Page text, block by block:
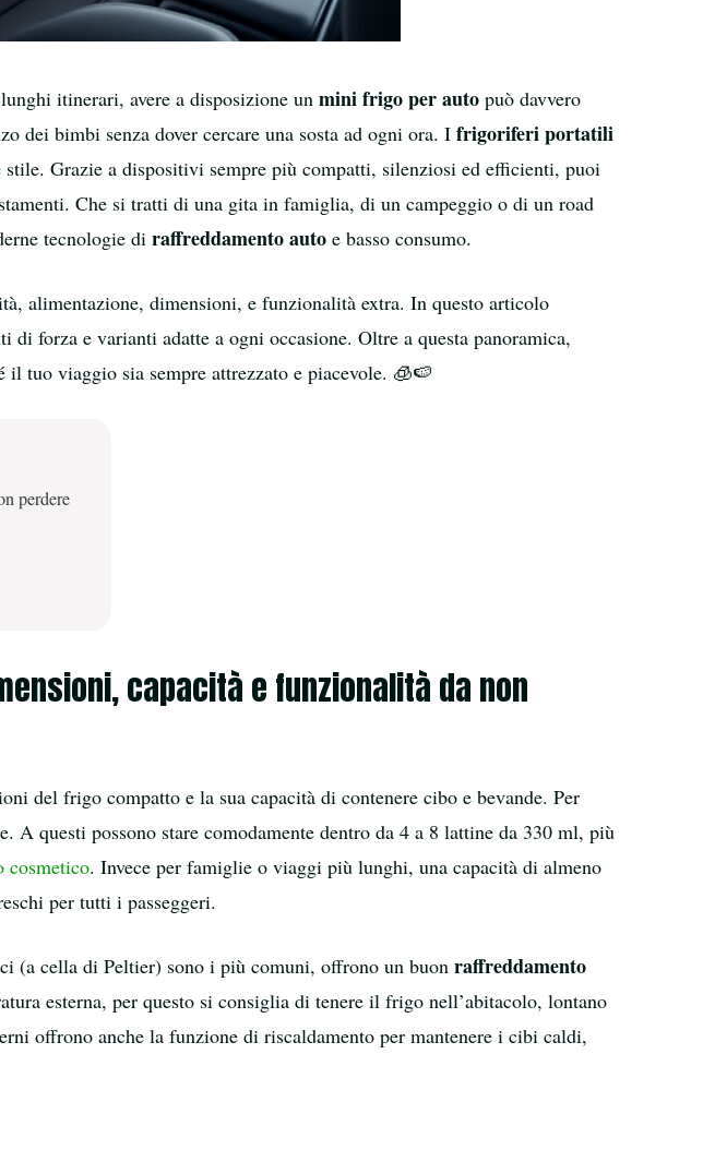
itinerari, avere a disposizione un mini frigo per auto può davvero
dei bimbi senza dover cercare una sosta ad ogni ora. I frigoriferi portatili
stile. Grazie a dispositivi sempre più compatti, silenziosi ed efficienti, puoi
Che si tratti di una gita in famiglia, di un campeggio o di un road
tecnologie di raffreddamento auto e basso consumo.
alimentazione, dimensioni, e funzionalità extra. In questo articolo
forza e varianti adatte a ogni occasione. Oltre a questa panoramica,
tuo viaggio sia sempre attrezzato e piacevole. 🧊🍉
perdere
capacità e funzionalità da non
del frigo compatto e la sua capacità di contenere cibo e bevande. Per
questi possono stare comodamente dentro da 4 a 8 lattine da 330 ml, più
. Invece per famiglie o viaggi più lunghi, una capacità di almeno
per tutti i passeggeri.
(a cella di Peltier) sono i più comuni, offrono un buon raffreddamento
esterna, per questo si consiglia di tenere il frigo nell’abitacolo, lontano
offrono anche la funzione di riscaldamento per mantenere i cibi caldi,